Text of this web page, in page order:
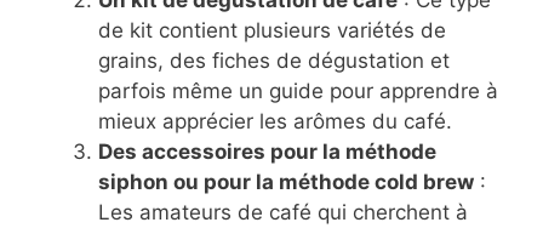
de kit contient plusieurs variétés de
grains, des fiches de dégustation et
parfois même un guide pour apprendre à
mieux apprécier les arômes du café.
Des accessoires pour la méthode
siphon ou pour la méthode cold brew :
Les amateurs de café qui cherchent à